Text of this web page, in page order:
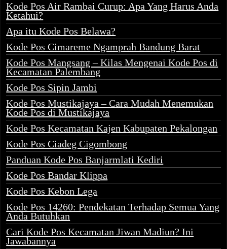
Kode Pos Air Rambai Curup: Apa Yang Harus Anda
Ketahui?
Apa itu Kode Pos Belawa?
Kode Pos Cimareme Ngamprah Bandung Barat
Kode Pos Mangsang – Kilas Mengenai Kode Pos di
Kecamatan Palembang
Kode Pos Sipin Jambi
Kode Pos Mustikajaya – Cara Mudah Menemukan
Kode Pos di Mustikajaya
Kode Pos Kecamatan Kajen Kabupaten Pekalongan
Kode Pos Ciadeg Cigombong
Panduan Kode Pos Banjarmlati Kediri
Kode Pos Bandar Klippa
Kode Pos Kebon Lega
Kode Pos 14260: Pendekatan Terhadap Semua Yang
Anda Butuhkan
Cari Kode Pos Kecamatan Jiwan Madiun? Ini
Jawabannya